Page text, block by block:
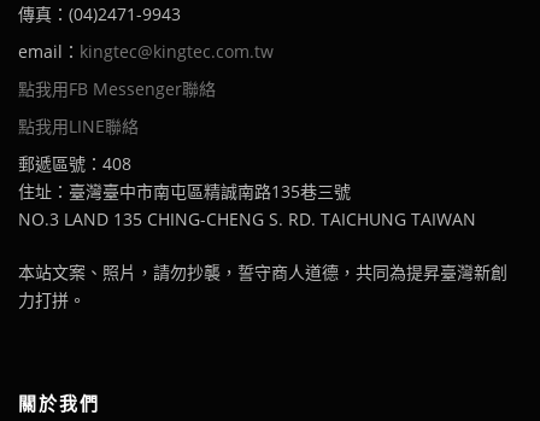
傳真：(04)2471-9943
email： kingtec@kingtec.com.tw
點我用FB Messenger聯絡
點我用LINE聯絡
郵遞區號：408
住址：臺灣臺中市南屯區精誠南路135巷三號
NO.3 LAND 135 CHING-CHENG S. RD. TAICHUNG TAIWAN
本站文案、照片，請勿抄襲，誓守商人道德，共同為提昇臺灣新創
力打拼。
關於我們